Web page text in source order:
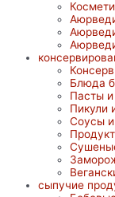
Блюда
Пасты и
Пикули
Соусы
сыпучие